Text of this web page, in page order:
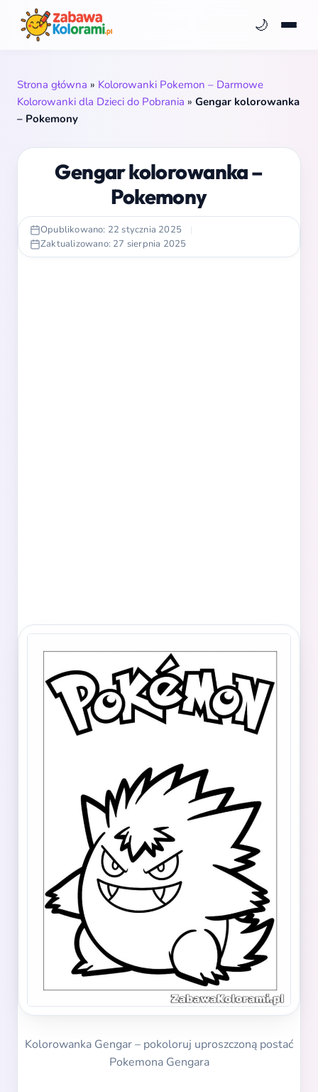
🌙
Strona główna » Kolorowanki Pokemon – Darmowe
Kolorowanki dla Dzieci do Pobrania » Gengar kolorowanka
– Pokemony
Gengar kolorowanka –
Pokemony
Opublikowano: 22 stycznia 2025
|
Zaktualizowano: 27 sierpnia 2025
Kolorowanka Gengar – pokoloruj uproszczoną postać
Pokemona Gengara